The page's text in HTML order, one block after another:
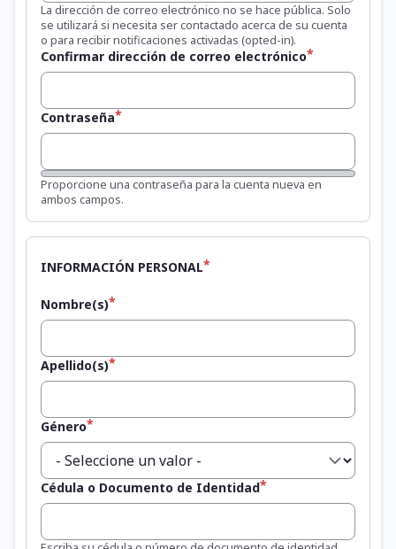
La dirección de correo electrónico no se hace pública. Solo
se utilizará si necesita ser contactado acerca de su cuenta
o para recibir notificaciones activadas (opted-in).
Confirmar dirección de correo electrónico
Contraseña
Fortaleza de la contraseña:
Proporcione una contraseña para la cuenta nueva en
ambos campos.
INFORMACIÓN PERSONAL
Nombre(s)
Apellido(s)
Género
Cédula o Documento de Identidad